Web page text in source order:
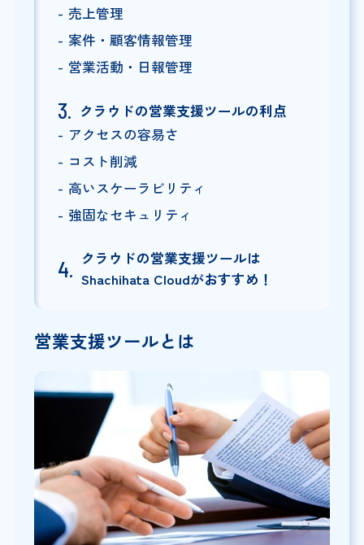
売上管理
案件・顧客情報管理
営業活動・日報管理
クラウドの営業支援ツールの利点
アクセスの容易さ
コスト削減
高いスケーラビリティ
強固なセキュリティ
クラウドの営業支援ツールは
Shachihata Cloudがおすすめ！
営業支援ツールとは